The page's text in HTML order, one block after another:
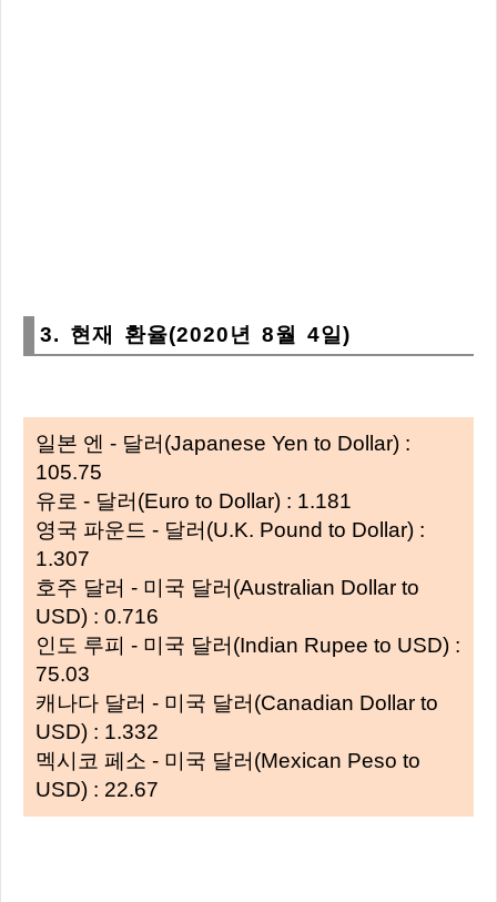
3. 현재 환율(2020년 8월 4일)
일본 엔 - 달러(Japanese Yen to Dollar) :
105.75
유로 - 달러(Euro to Dollar) : 1.181
영국 파운드 - 달러(U.K. Pound to Dollar) :
1.307
호주 달러 - 미국 달러(Australian Dollar to
USD) : 0.716
인도 루피 - 미국 달러(Indian Rupee to USD) :
75.03
캐나다 달러 - 미국 달러(Canadian Dollar to
USD) : 1.332
멕시코 페소 - 미국 달러(Mexican Peso to
USD) : 22.67